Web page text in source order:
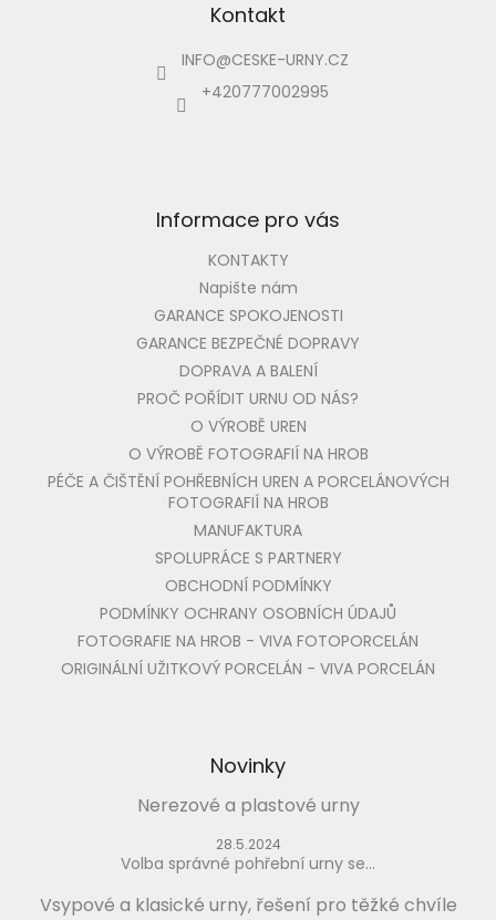
Kontakt
INFO@CESKE-URNY.CZ
+420777002995
Informace pro vás
KONTAKTY
Napište nám
GARANCE SPOKOJENOSTI
GARANCE BEZPEČNÉ DOPRAVY
DOPRAVA A BALENÍ
PROČ POŘÍDIT URNU OD NÁS?
O VÝROBĚ UREN
O VÝROBĚ FOTOGRAFIÍ NA HROB
PÉČE A ČIŠTĚNÍ POHŘEBNÍCH UREN A PORCELÁNOVÝCH
FOTOGRAFIÍ NA HROB
MANUFAKTURA
SPOLUPRÁCE S PARTNERY
OBCHODNÍ PODMÍNKY
PODMÍNKY OCHRANY OSOBNÍCH ÚDAJŮ
FOTOGRAFIE NA HROB - VIVA FOTOPORCELÁN
ORIGINÁLNÍ UŽITKOVÝ PORCELÁN - VIVA PORCELÁN
Novinky
Nerezové a plastové urny
28.5.2024
Volba správné pohřební urny se...
Vsypové a klasické urny, řešení pro těžké chvíle